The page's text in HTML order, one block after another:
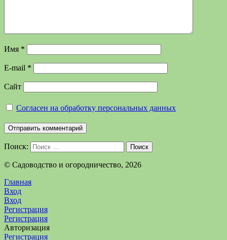
Имя *
E-mail *
Сайт
Согласен на обработку персональных данных
Поиск: Поиск
©️ Садоводство и огородничество, 2026
Главная
Вход
Вход
Регистрация
Регистрация
Авторизация
Регистрация